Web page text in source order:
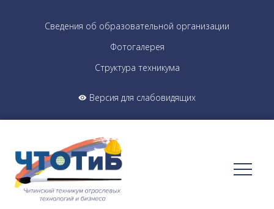
Сведения об образовательной организации
Фотогалерея
Структура техникума
Версия для слабовидящих